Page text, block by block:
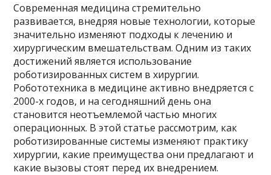
Современная медицина стремительно
развивается, внедряя новые технологии, которые
значительно изменяют подходы к лечению и
хирургическим вмешательствам. Одним из таких
достижений является использование
роботизированных систем в хирургии.
Робототехника в медицине активно внедряется с
2000-х годов, и на сегодняшний день она
становится неотъемлемой частью многих
операционных. В этой статье рассмотрим, как
роботизированные системы изменяют практику
хирургии, какие преимущества они предлагают и
какие вызовы стоят перед их внедрением.